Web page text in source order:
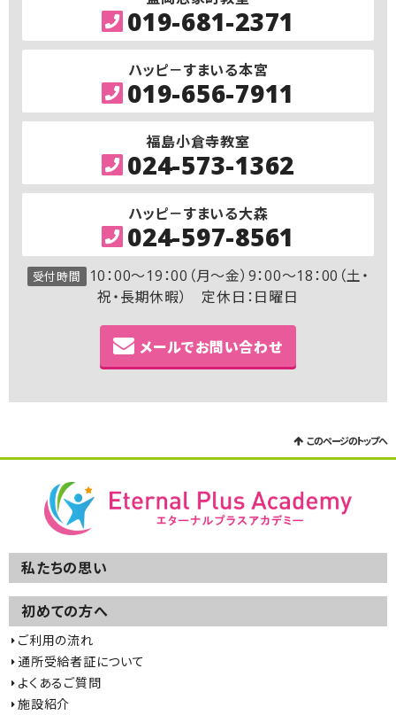
019-681-2371
ハッピ－すまいる本宮
019-656-7911
福島小倉寺教室
024-573-1362
ハッピ－すまいる大森
024-597-8561
受付時間
10：00～19：00（月～金）9：00～18：00（土・
祝・長期休暇） 定休日：日曜日
メールでお問い合わせ
このページのトップへ
私たちの思い
初めての方へ
ご利用の流れ
通所受給者証について
よくあるご質問
施設紹介